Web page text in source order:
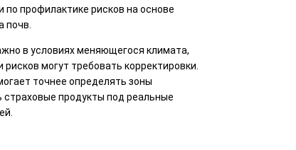
профилактике рисков на основе
почв.
в условиях меняющегося климата,
могут требовать корректировки.
точнее определять зоны
продукты под реальные